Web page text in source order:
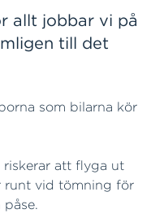
allt jobbar vi på
till det
som bilarna kör
att flyga ut
runt vid tömning för